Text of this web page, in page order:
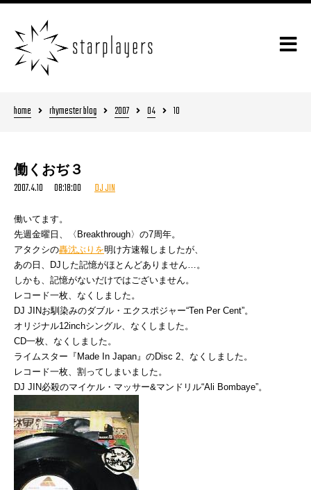
home rhymester blog 2007 04 10
働くおぢ３
2007.4.10 08:18:00 DJ JIN
働いてます。
先週金曜日、〈Breakthrough〉の7周年。
アタクシの轟沈ぶりを明け方速報し ましたが、
あの日、DJした記憶がほとんどありません…。
しかも、記憶がないだけではございません。
レコード一枚、なくしました。
DJ JINお馴染みのダブル・エクスポジャー“Ten Per Cent”。
オリジナル12inchシングル、なくしました。
CD一枚、なくしました。
ライムスター『Made In Japan』のDisc 2、なくしました。
レコード一枚、割ってしまいました。
DJ JIN必殺のマイケル・マッサー&マンドリル“Ali Bombaye”。